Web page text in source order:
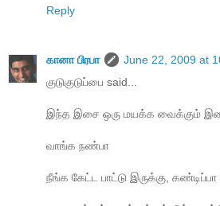
Reply
கானா பிரபா
June 22, 2009 at
குடுகுடுப்பை said...
இந்த இசை ஒரு மயக்க வைக்கும்
வாங்க நண்பா
நீங்க கேட்ட பாட்டு இருக்கு, கண்டிப்பா